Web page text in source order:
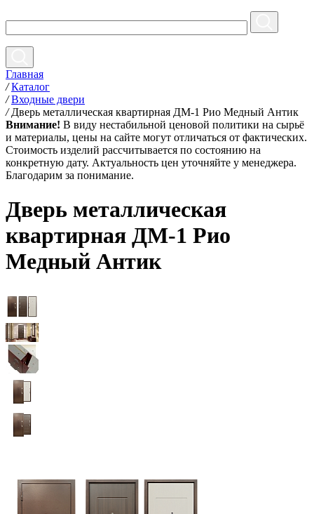
Главная
/ Каталог
/ Входные двери
/ Дверь металлическая квартирная ДМ-1 Рио Медный Антик
Внимание! В виду нестабильной ценовой политики на сырьё
и материалы, цены на сайте могут отличаться от фактических.
Стоимость изделий рассчитывается по состоянию на
конкретную дату. Актуальность цен уточняйте у менеджера.
Благодарим за понимание.
Дверь металлическая
квартирная ДМ-1 Рио
Медный Антик